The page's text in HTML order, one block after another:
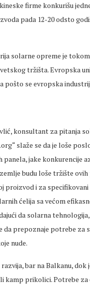
firme konkurišu
pada 12-20 odsto
solarne opreme je
tržišta. Evropska
pošto se evropska
konsultant za pitanja
slaže se da je loše
jake konkurencije
budu loše tržište
proizvod i za
ćelija sa većom
da solarna
da prepoznaje potrebe
nude.
bar na Balkanu,
kamp prikolici. Potrebe